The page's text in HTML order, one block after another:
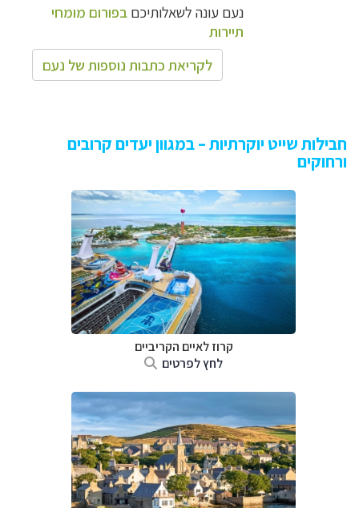
נעם עונה לשאלותיכם בפורום מומחי
תיירות
לקריאת כתבות נוספות של נעם
חבילות שייט יוקרתיות – במגוון יעדים קרובים
ורחוקים
קרוז לאיים הקריביים
לחץ לפרטים